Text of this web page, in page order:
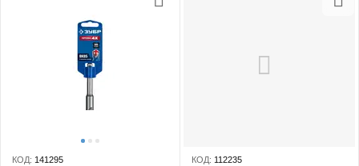
КОД: 141295 КОД: 112235